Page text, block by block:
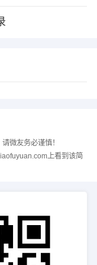
微友务必谨慎！
上看到该简